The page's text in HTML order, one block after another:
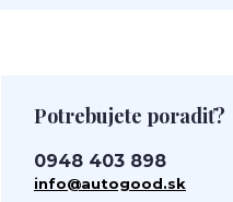
Potrebujete poradiť?
0948 403 898
info@autogood.sk